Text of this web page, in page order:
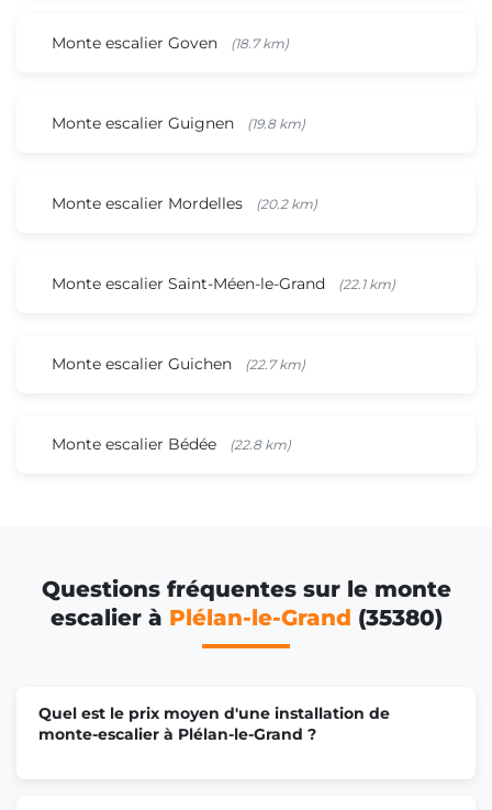
Monte escalier Goven (18.7 km)
Monte escalier Guignen (19.8 km)
Monte escalier Mordelles (20.2 km)
Monte escalier Saint-Méen-le-Grand (22.1 km)
Monte escalier Guichen (22.7 km)
Monte escalier Bédée (22.8 km)
Questions fréquentes sur le monte
escalier à Plélan-le-Grand (35380)
Quel est le prix moyen d'une installation de
monte-escalier à Plélan-le-Grand ?